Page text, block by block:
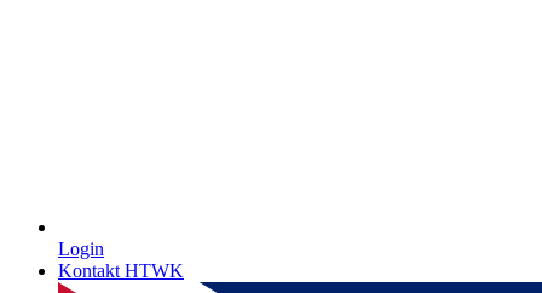
Login
Kontakt HTWK